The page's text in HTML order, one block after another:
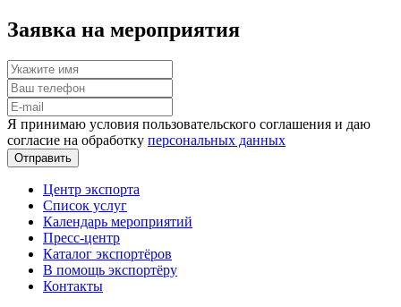
Заявка на мероприятия
Я принимаю условия пользовательского соглашения и даю
согласие на обработку персональных данных
Отправить
Центр экспорта
Список услуг
Календарь мероприятий
Пресс-центр
Каталог экспортёров
В помощь экспортёру
Контакты